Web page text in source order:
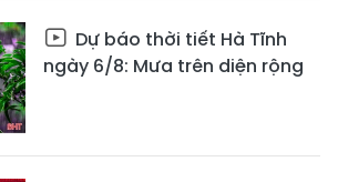
Dự báo thời tiết Hà Tĩnh
ngày 6/8: Mưa trên diện rộng